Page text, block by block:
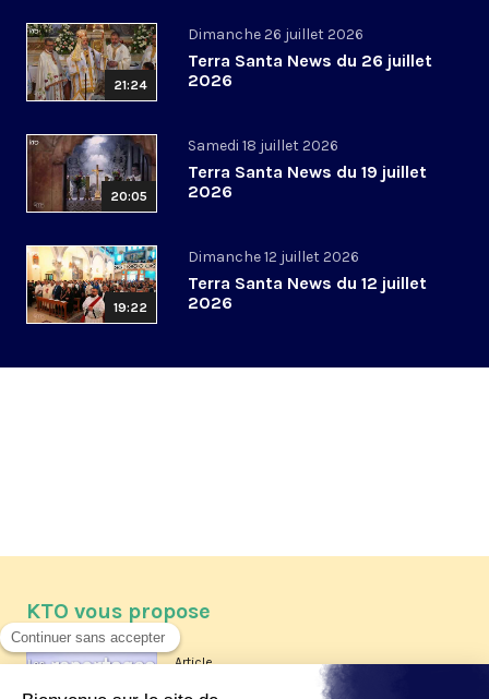
21:24
Dimanche 26 juillet 2026
Terra Santa News du 26 juillet
2026
20:05
Samedi 18 juillet 2026
Terra Santa News du 19 juillet
2026
19:22
Dimanche 12 juillet 2026
Terra Santa News du 12 juillet
2026
KTO vous propose
Article
Les reportages d'été 2026 de KTO